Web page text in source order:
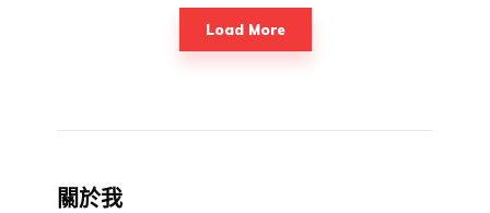
Load More
關於我